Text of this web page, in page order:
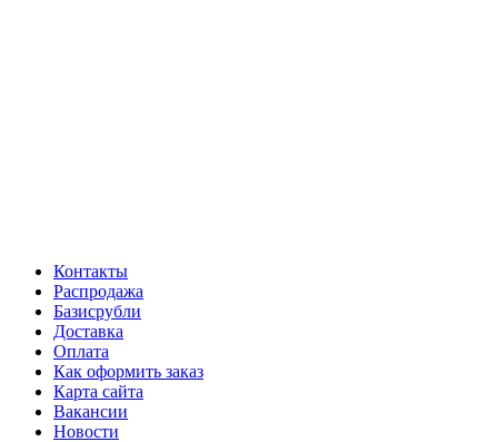
Контакты
Распродажа
Базисрубли
Доставка
Оплата
Как оформить заказ
Карта сайта
Вакансии
Новости